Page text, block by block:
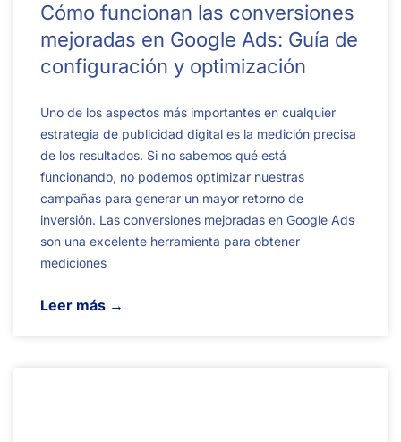
Cómo funcionan las conversiones
mejoradas en Google Ads: Guía de
configuración y optimización
Uno de los aspectos más importantes en cualquier
estrategia de publicidad digital es la medición precisa
de los resultados. Si no sabemos qué está
funcionando, no podemos optimizar nuestras
campañas para generar un mayor retorno de
inversión. Las conversiones mejoradas en Google Ads
son una excelente herramienta para obtener
mediciones
Leer más →